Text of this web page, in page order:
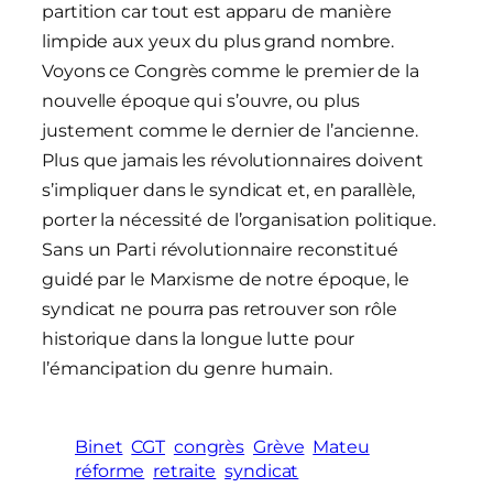
partition car tout est apparu de manière
limpide aux yeux du plus grand nombre.
Voyons ce Congrès comme le premier de la
nouvelle époque qui s’ouvre, ou plus
justement comme le dernier de l’ancienne.
Plus que jamais les révolutionnaires doivent
s’impliquer dans le syndicat et, en parallèle,
porter la nécessité de l’organisation politique.
Sans un Parti révolutionnaire reconstitué
guidé par le Marxisme de notre époque, le
syndicat ne pourra pas retrouver son rôle
historique dans la longue lutte pour
l’émancipation du genre humain.
Binet CGT congrès Grève Mateu
réforme retraite syndicat